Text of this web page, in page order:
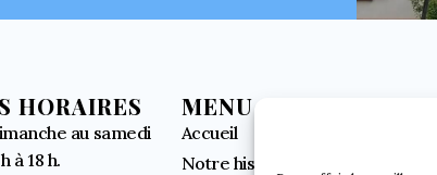
HORAIRES
au samedi
à 18 h.
MENU
Accueil
Notre histoire